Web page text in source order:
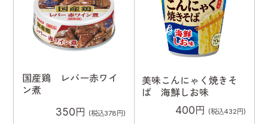
国産鶏 レバー赤ワイ
ン煮
350円 (税込378円)
美味こんにゃく焼きそ
ば 海鮮しお味
400円 (税込432円)